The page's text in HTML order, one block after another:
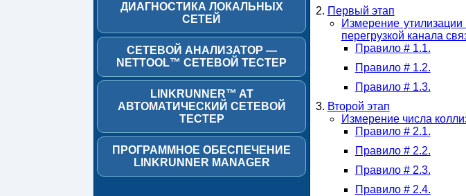
ДИАГНОСТИКА ЛОКАЛЬНЫХ
СЕТЕЙ
СЕТЕВОЙ АНАЛИЗАТОР —
NETTOOL™ СЕТЕВОЙ ТЕСТЕР
LINKRUNNER™ AT
АВТОМАТИЧЕСКИЙ СЕТЕВОЙ
ТЕСТЕР
ПРОГРАММНОЕ ОБЕСПЕЧЕНИЕ
LINKRUNNER MANAGER
Первый этап
Измерение
перегрузкой канала
Правило # 1.1.
Правило # 1.2.
Правило # 1.3.
Второй этап
Измерение числа
Правило # 2.1.
Правило # 2.2.
Правило # 2.3.
Правило # 2.4.